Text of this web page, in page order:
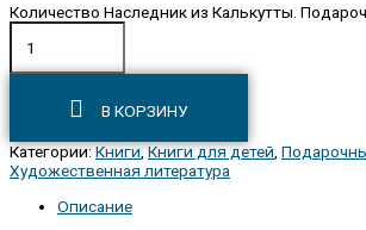
Количество Наследник из Калькутты.
В КОРЗИНУ
Категории:Книги,Книги для детей,
Художественная литература
Описание